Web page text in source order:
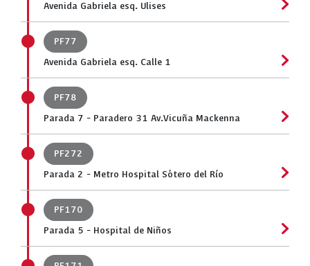
Avenida Gabriela esq. Ulises
PF77
Avenida Gabriela esq. Calle 1
PF78
Parada 7 - Paradero 31 Av.Vicuña Mackenna
PF272
Parada 2 - Metro Hospital Sótero del Río
PF170
Parada 5 - Hospital de Niños